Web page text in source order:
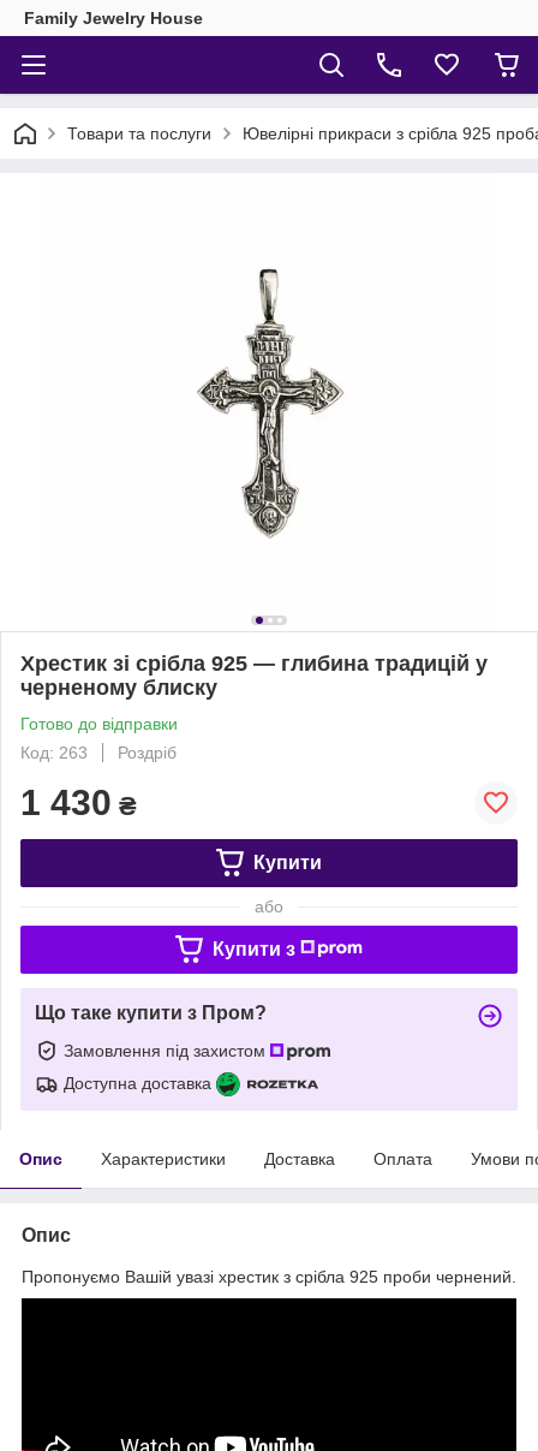
Family Jewelry House
Товари та послуги Ювелірні прикраси з срібла 925
Хрестик зі срібла 925 — глибина традицій у
черненому блиску
Готово до відправки
Код: 263
Роздріб
1 430 ₴
Купити
або
Купити з
Що таке купити з Пром?
Замовлення під захистом
Доступна доставка
Опис Характеристики Доставка Оплата Умови
Опис
Пропонуємо Вашій увазі хрестик з срібла 925 проби чернений.